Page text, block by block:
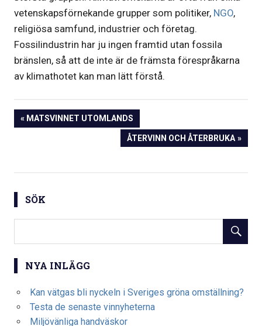
vetenskapsförnekande grupper som politiker, NGO,
religiösa samfund, industrier och företag.
Fossilindustrin har ju ingen framtid utan fossila
bränslen, så att de inte är de främsta förespråkarna
av klimathotet kan man lätt förstå.
Inläggsnavigering
PREVIOUS
POST:
MATSVINNET UTOMLANDS
NEXT
ÅTERVINN OCH ÅTERBRUKA
SÖK
NYA INLÄGG
Kan vätgas bli nyckeln i Sveriges gröna omställning?
Testa de senaste vinnyheterna
Miljövänliga handväskor